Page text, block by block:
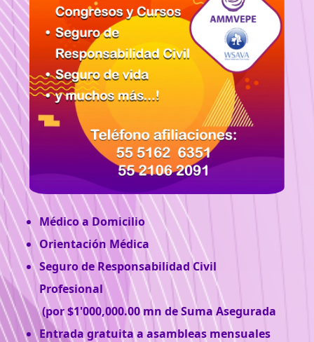
Médico a Domicilio
Orientación Médica
Seguro de Responsabilidad Civil
Profesional
(por $1'000,000.00 mn de Suma Asegurada
Entrada gratuita a asambleas mensuales